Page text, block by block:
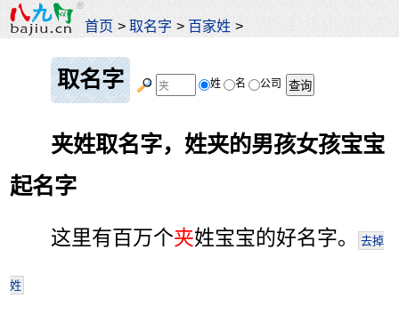
首页 >取名字 > 百家姓 >
取名字 姓 名 公司
夹姓取名字，姓夹的男孩女孩宝宝
起名字
这里有百万个夹姓宝宝的好名字。 去掉
姓